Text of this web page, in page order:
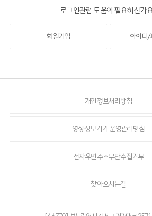
로그인관련 도움이 필요하신가
회원가입 아이디/
개인정보처리방침
영상정보기기 운영관리방침
전자우편주소무단수집거부
찾아오시는길